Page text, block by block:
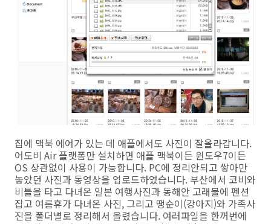
집에 맥북 에어가 있는 데 애플에서도 사진이 잘올라갑니다.
어도비 Air 플랫폼만 설치하면 애플 맥북이든 윈도우7이든
OS 상관없이 사용이 가능합니다. PC에 정리안되고 쌓아만
놓았던 사진과 동영상을 업로드하였습니다. 부산에서 코비와
비틀을 타고 다녀온 일본 여행사진과 동해안 고래불에 펜션
잡고 여름휴가 다녀온 사진, 그리고 땡순이(강아지)와 가족사
진을 폴더별로 정리해서 올렸습니다. 여러파일을 한꺼번에